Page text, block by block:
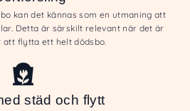
kan det kännas som en utmaning att
Detta är särskilt relevant när det är
att flytta ett helt dödsbo.
städ och flytt